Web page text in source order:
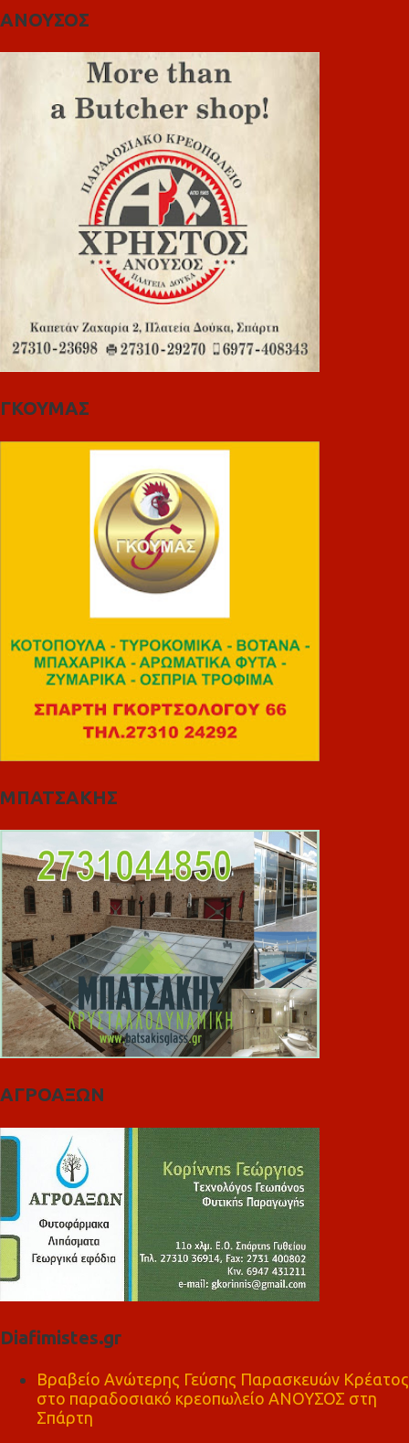
ΑΝΟΥΣΟΣ
ΓΚΟΥΜΑΣ
ΜΠΑΤΣΑΚΗΣ
ΑΓΡΟΑΞΩΝ
Diafimistes.gr
Βραβείο Ανώτερης Γεύσης Παρασκευών Κρέατος
στο παραδοσιακό κρεοπωλείο ΑΝΟΥΣΟΣ στη
Σπάρτη